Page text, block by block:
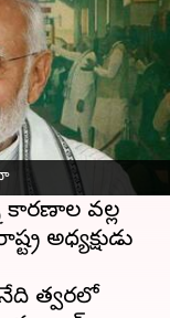
పర్యటన
పలు రైల్వే
వల్ల
అధ్యక్షుడు
త్వరలో